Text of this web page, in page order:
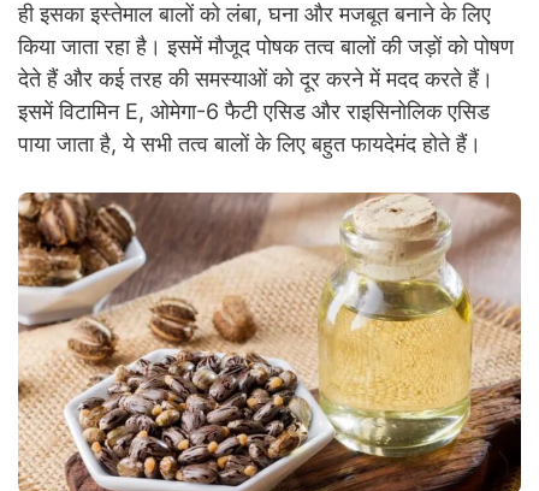
ही इसका इस्तेमाल बालों को लंबा, घना और मजबूत बनाने के लिए
किया जाता रहा है। इसमें मौजूद पोषक तत्व बालों की जड़ों को पोषण
देते हैं और कई तरह की समस्याओं को दूर करने में मदद करते हैं।
इसमेंविटामिन E, ओमेगा-6 फैटी एसिड और राइसिनोलिक एसिड
पाया जाता है, ये सभी तत्व बालों के लिए बहुत फायदेमंद होते हैं।